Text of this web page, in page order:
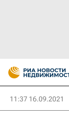
11:37 16.09.2021